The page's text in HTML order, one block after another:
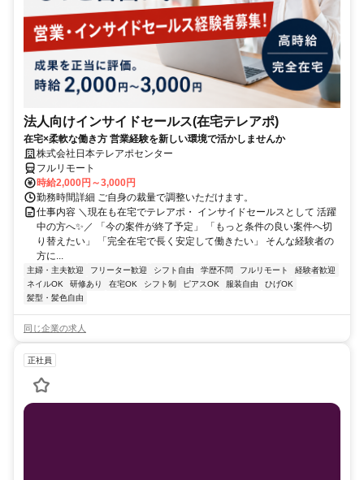
法人向けインサイドセールス(在宅テレアポ)
在宅×柔軟な働き方 営業経験を新しい環境で活かしませんか
株式会社日本テレアポセンター
フルリモート
時給2,000円～3,000円
勤務時間詳細 ご自身の裁量で調整いただけます。
仕事内容 ＼現在も在宅でテレアポ・ インサイドセールスとして 活躍
中の方へ✨／ 「今の案件が終了予定」 「もっと条件の良い案件へ切
り替えたい」 「完全在宅で長く安定して働きたい」 そんな経験者の
方に...
主婦・主夫歓迎 フリーター歓迎 シフト自由 学歴不問 フルリモート
経験者歓迎
ネイルOK
研修あり 在宅OK シフト制 ピアスOK 服装自由
ひげOK
髪型・髪色自由
同じ企業の求人
正社員